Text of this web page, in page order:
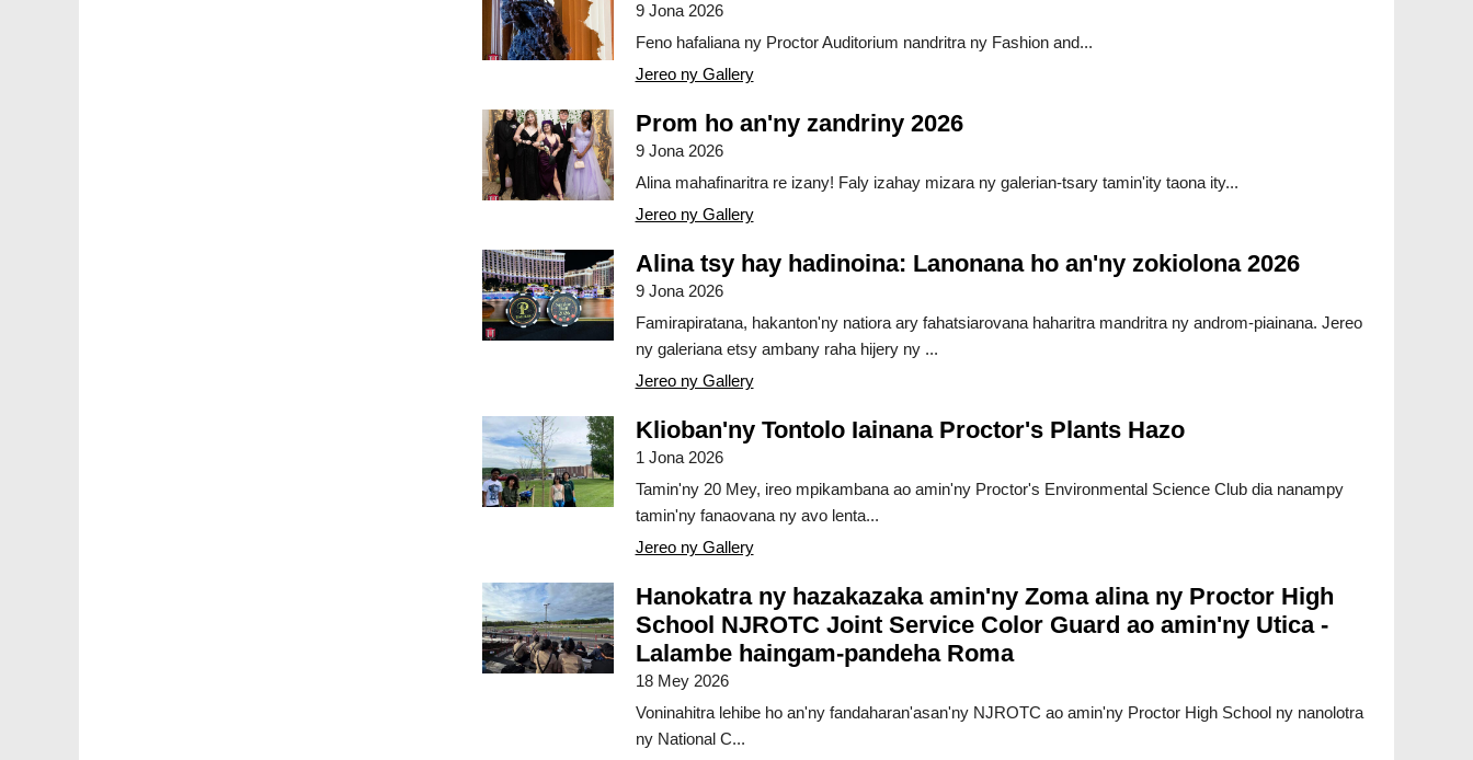
9 Jona 2026
Feno hafaliana ny Proctor Auditorium nandritra ny Fashion and...
Jereo ny Gallery
Prom ho an'ny zandriny 2026
9 Jona 2026
Alina mahafinaritra re izany! Faly izahay mizara ny galerian-tsary tamin'ity taona ity...
Jereo ny Gallery
Alina tsy hay hadinoina: Lanonana ho an'ny zokiolona 2026
9 Jona 2026
Famirapiratana, hakanton'ny natiora ary fahatsiarovana haharitra mandritra ny androm-piainana. Jereo
ny galeriana etsy ambany raha hijery ny ...
Jereo ny Gallery
Klioban'ny Tontolo Iainana Proctor's Plants Hazo
1 Jona 2026
Tamin'ny 20 Mey, ireo mpikambana ao amin'ny Proctor's Environmental Science Club dia nanampy
tamin'ny fanaovana ny avo lenta...
Jereo ny Gallery
Hanokatra ny hazakazaka amin'ny Zoma alina ny Proctor High
School NJROTC Joint Service Color Guard ao amin'ny Utica -
Lalambe haingam-pandeha Roma
18 Mey 2026
Voninahitra lehibe ho an'ny fandaharan'asan'ny NJROTC ao amin'ny Proctor High School ny nanolotra
ny National C...